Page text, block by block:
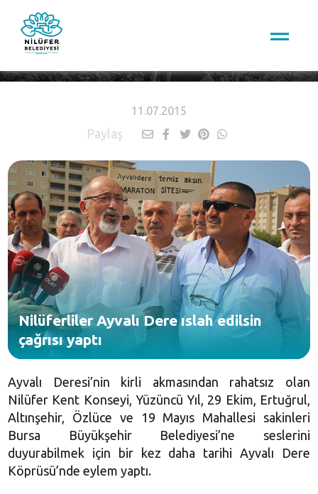
11.07.2015
Paylaş
Nilüferliler Ayvalı Dere ıslah edilsin
çağrısı yaptı
Ayvalı Deresi’nin kirli akmasından rahatsız olan
Nilüfer Kent Konseyi, Yüzüncü Yıl, 29 Ekim, Ertuğrul,
Altınşehir, Özlüce ve 19 Mayıs Mahallesi sakinleri
Bursa Büyükşehir Belediyesi’ne seslerini
duyurabilmek için bir kez daha tarihi Ayvalı Dere
Köprüsü’nde eylem yaptı.